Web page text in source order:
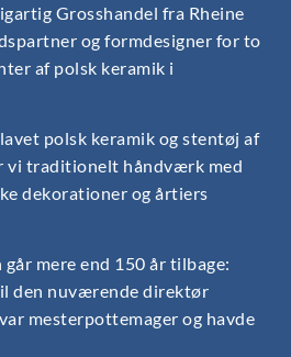
Grosshandel fra Rheine
og formdesigner for to
af polsk keramik i
polsk keramik og stentøj af
vi traditionelt håndværk med
dekorationer og årtiers
mere end 150 år tilbage:
den nuværende direktør
mesterpottemager og havde